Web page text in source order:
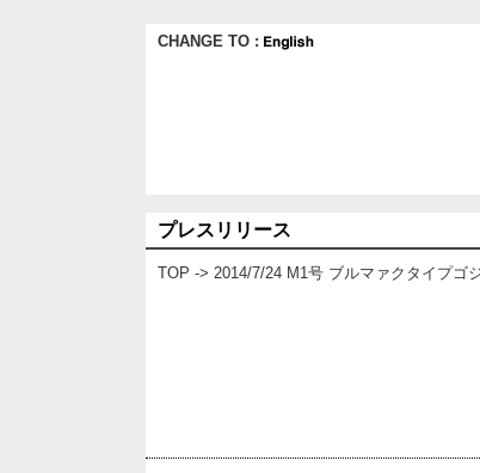
CHANGE TO :
プレスリリース
TOP -> 2014/7/24 M1号 ブルマァクタイプゴ